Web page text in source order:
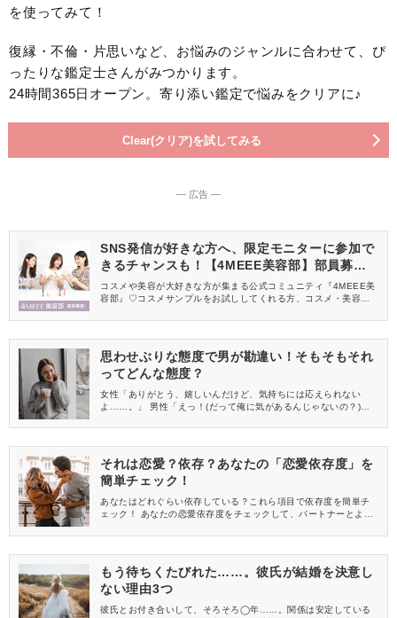
を使ってみて！
復縁・不倫・片思いなど、お悩みのジャンルに合わせて、ぴ
ったりな鑑定士さんがみつかります。
24時間365日オープン。寄り添い鑑定で悩みをクリアに♪
Clear(クリア)を試してみる
― 広告 ―
SNS発信が好きな方へ、限定モニターに参加で
きるチャンスも！【4MEEE美容部】部員募集
中
コスメや美容が大好きな方が集まる公式コミュニティ『4MEEE美
容部』♡コスメサンプルをお試ししてくれる方、コスメ・美容情報
思わせぶりな態度で男が勘違い！そもそもそれ
ってどんな態度？
女性「ありがとう、嬉しいんだけど、気持ちには応えられない
よ……。」 男性「えっ！(だって俺に気があるんじゃないの？)」
態度を見直した方が良いかも。
それは恋愛？依存？あなたの「恋愛依存度」を
簡単チェック！
あなたはどれぐらい依存している？これら項目で依存度を簡単チ
ェック！ あなたの恋愛依存度をチェックして、パートナーとより
一概に悪いことではないからご安心を♡
もう待ちくたびれた……。彼氏が結婚を決意し
ない理由3つ
彼氏とお付き合いして、そろそろ◯年……。関係は安定している